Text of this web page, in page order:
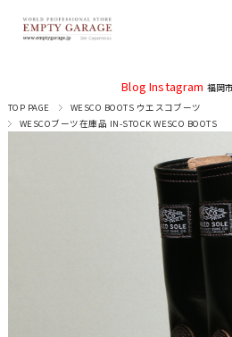
Blog Instagram 福岡
TOP PAGE
WESCO BOOTS ウエスコブーツ
WESCOブーツ在庫品 IN-STOCK WESCO BOOTS